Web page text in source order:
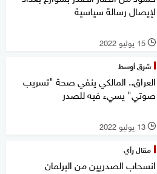
لإيصال رسالة سياسية
l 15 يوليو 2022
شرق أوسط
العراق.. المالكي ينفي صحة "تسريب
صوتي" يسيء فيه للصدر
l 13 يوليو 2022
مقال رأي
انسحاب الصدريين من البرلمان